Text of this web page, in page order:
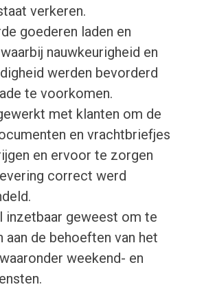
verkeren.
goederen laden en
nauwkeurigheid en
werden bevorderd
te voorkomen.
met klanten om de
en vrachtbriefjes
en ervoor te zorgen
correct werd
inzetbaar geweest om te
aan de behoeften van het
weekend- en